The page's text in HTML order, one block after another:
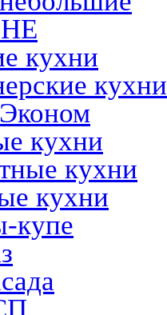
кухни
кухни
кухни
кухни
кухни
купе